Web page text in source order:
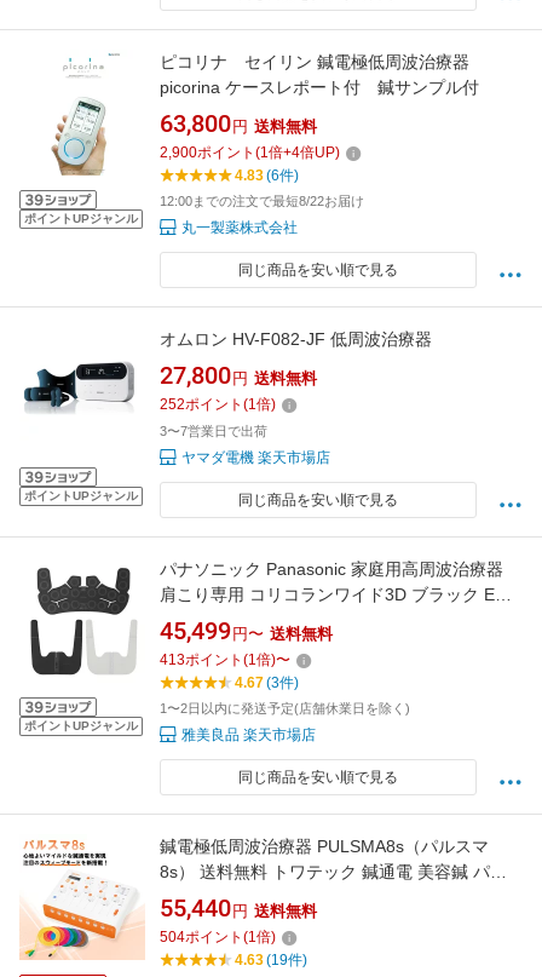
ポイントUPジャンル
ピコリナ セイリン 鍼電極低周波治療器
picorina ケースレポート付 鍼サンプル付
63,800 円 送料無料
2,900ポイント (1倍+4倍UP)
4.83(6件)
12:00までの注文で最短8/22お届け
丸一製薬株式会社
同じ商品を安い順で見る
ポイントUPジャンル
オムロン HV-F082-JF 低周波治療器
27,800 円 送料無料
252ポイント (1倍)
3〜7営業日で出荷
ヤマダ電機 楽天市場店
同じ商品を安い順で見る
ポイントUPジャンル
パナソニック Panasonic 家庭用高周波治療器
肩こり専用 コリコランワイド3D ブラック EW-
RA560-K グレージュ EW-RA560-H 簡単装着 肩
腰 ながら治療 クリスマス 誕生日 母の日 ギフト
プレゼント
45,499 円〜 送料無料
413ポイント (1倍)〜
4.67(3件)
1〜2日以内に発送予定(店舗休業日を除く)
雅美良品 楽天市場店
同じ商品を安い順で見る
鍼電極低周波治療器 PULSMA8s（パルスマ
8s） 送料無料 トワテック 鍼通電 美容鍼 パル
ス治療器 8回路 8チャネル 軽量 効果 疲労 痛み
55,440 円 送料無料
504ポイント (1倍)
4.63(19件)